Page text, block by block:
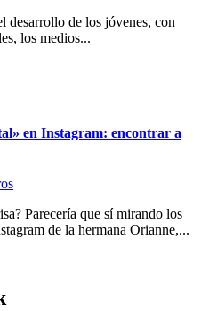
desarrollo de los jóvenes, con
los medios...
en Instagram: encontrar a
Parecería que sí mirando los
de la hermana Orianne,...